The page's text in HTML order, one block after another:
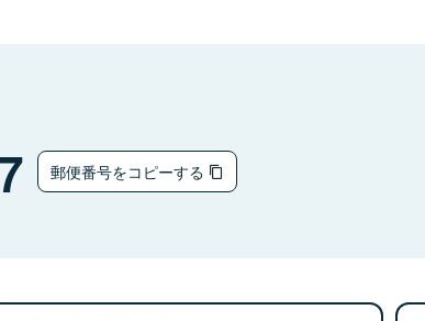
郵便番号をコピーする